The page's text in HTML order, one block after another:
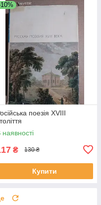
поезія XVIII
наявності
₴ 130 ₴
Купити